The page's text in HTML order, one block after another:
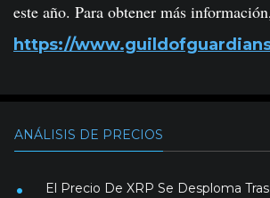
este año. Para obtener más
https://
ANÁLISIS DE PRECIOS
El Precio De XRP Se Desploma